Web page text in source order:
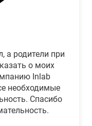
а родители при
о моих
Inlab
необходимые
Спасибо